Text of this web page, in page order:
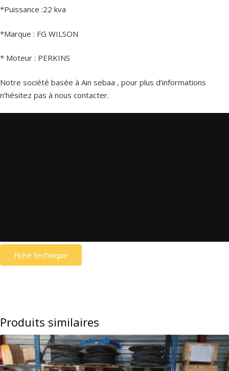
*Puissance :22 kva
*Marque : FG WILSON
* Moteur : PERKINS
Notre société basée à Ain sebaa , pour plus d’informations
n’hésitez pas à nous contacter.
Fiche technique
Produits similaires